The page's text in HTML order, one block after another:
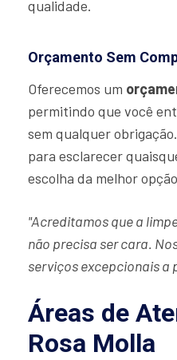
qualidade.
Orçamento Sem
Oferecemos um
permitindo que você
sem qualquer
para esclarecer
escolha da melhor
"Acreditamos que a
não precisa ser cara.
serviços excepcionais a
Áreas de
Rosa Molla